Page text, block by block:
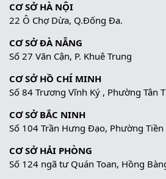
CƠ SỞ HÀ NỘI
22 Ô Chợ Dừa, Q.Đống Đa.
CƠ SỞ ĐÀ NẴNG
Số 27 Văn Cận, P. Khuê Trung
CƠ SỞ HỒ CHÍ MINH
Số 84 Trương Vĩnh Ký , Phường Tân
CƠ SỞ BẮC NINH
Số 104 Trần Hưng Đạo, Phường Tiền
CƠ SỞ HẢI PHÒNG
Số 124 ngã tư Quán Toan, Hồng